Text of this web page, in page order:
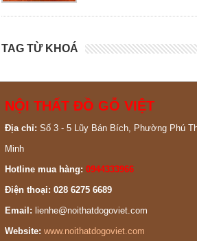
TAG TỪ KHOÁ
NỘI THẤT ĐỒ GỖ VIỆT
Địa chỉ: Số 3 - 5 Lũy Bán Bích, Phường Phú
Minh
Hotline mua hàng: 0944333966
Điện thoại: 028 6275 6689
Email: lienhe@noithatdogoviet.com
Website: www.noithatdogoviet.com